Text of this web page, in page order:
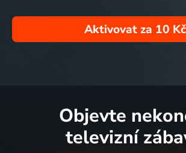
Aktivovat za 10 Kč
Objevte
televizní